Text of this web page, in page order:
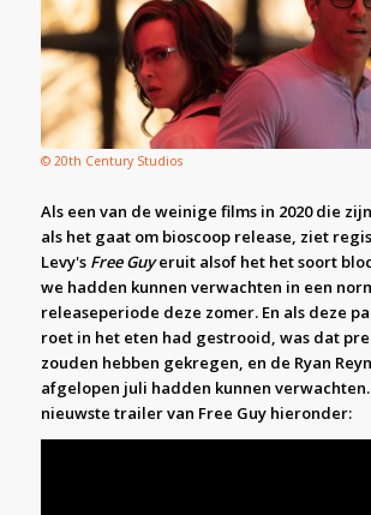
© 20th Century Studios
Als een van de weinige films in 2020 die
als het gaat om bioscoop release, ziet
Levy's Free Guyeruit alsof het het soort
we hadden kunnen verwachten in een
releaseperiode deze zomer. En als deze
roet in het eten had gestrooid, was dat
zouden hebben gekregen, en de Ryan
afgelopen juli hadden kunnen
nieuwste trailer van Free Guy hieronder: